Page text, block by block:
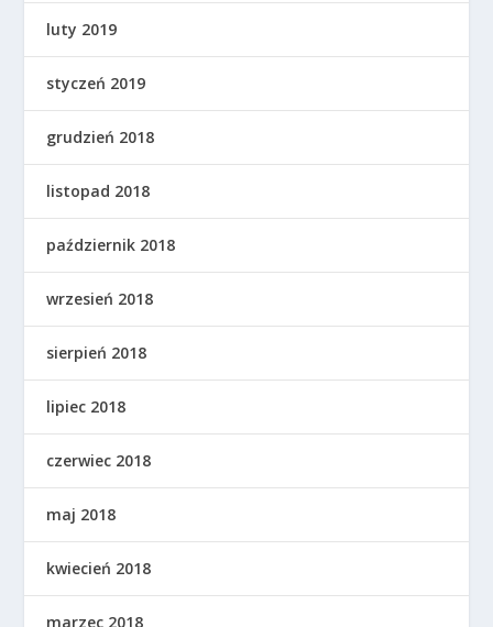
luty 2019
styczeń 2019
grudzień 2018
listopad 2018
październik 2018
wrzesień 2018
sierpień 2018
lipiec 2018
czerwiec 2018
maj 2018
kwiecień 2018
marzec 2018